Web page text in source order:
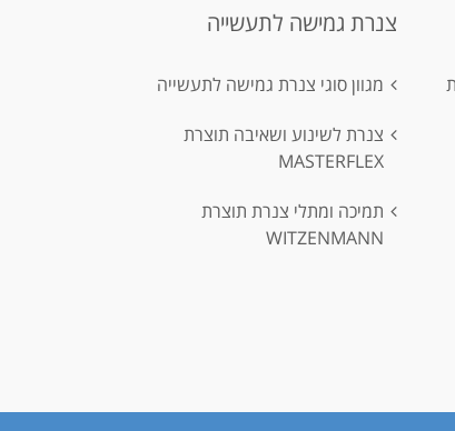
צנרת גמישה לתעשייה
מגוון סוגי צנרת גמישה לתעשייה
צנרת לשינוע ושאיבה תוצרת
MASTERFLEX
תמיכה ומתלי צנרת תוצרת
WITZENMANN